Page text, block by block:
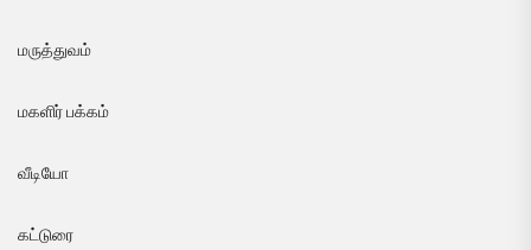
மருத்துவம்
மகளிர் பக்கம்
வீடியோ
கட்டுரை